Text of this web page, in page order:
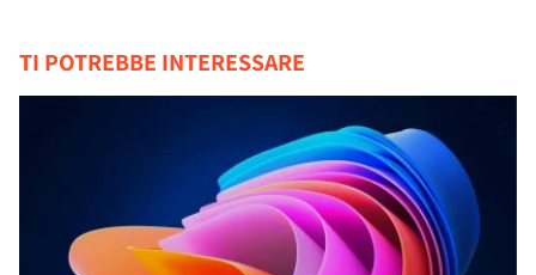
TI POTREBBE INTERESSARE